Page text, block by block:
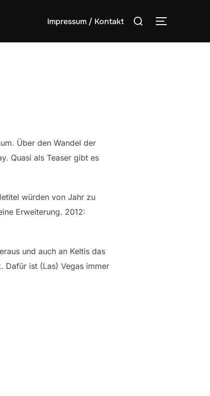
Impressum / Kontakt
Suchen
Über den Wandel der
Quasi als Teaser gibt es
würden von Jahr zu
Erweiterung. 2012:
und auch an Keltis das
Dafür ist (Las) Vegas immer